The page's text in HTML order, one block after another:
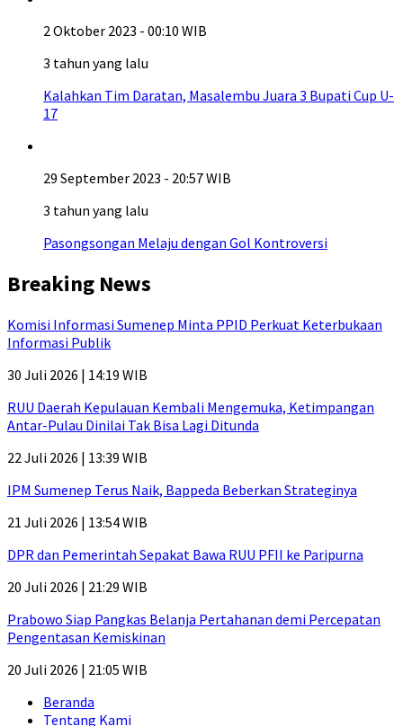
2 Oktober 2023 - 00:10 WIB
3 tahun yang lalu
Kalahkan Tim Daratan, Masalembu Juara 3 Bupati Cup U-
17
29 September 2023 - 20:57 WIB
3 tahun yang lalu
Pasongsongan Melaju dengan Gol Kontroversi
Breaking News
Komisi Informasi Sumenep Minta PPID Perkuat Keterbukaan
Informasi Publik
30 Juli 2026 | 14:19 WIB
RUU Daerah Kepulauan Kembali Mengemuka, Ketimpangan
Antar-Pulau Dinilai Tak Bisa Lagi Ditunda
22 Juli 2026 | 13:39 WIB
IPM Sumenep Terus Naik, Bappeda Beberkan Strateginya
21 Juli 2026 | 13:54 WIB
DPR dan Pemerintah Sepakat Bawa RUU PFII ke Paripurna
20 Juli 2026 | 21:29 WIB
Prabowo Siap Pangkas Belanja Pertahanan demi Percepatan
Pengentasan Kemiskinan
20 Juli 2026 | 21:05 WIB
Beranda
Tentang Kami